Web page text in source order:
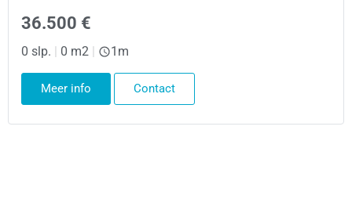
36.500 €
0 slp. 0 m2 1m
Meer info Contact